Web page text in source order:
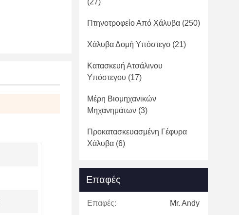
(27)
Πτηνοτροφείο Από Χάλυβα (250)
Χάλυβα Δομή Υπόστεγο (21)
Κατασκευή Ατσάλινου
Υπόστεγου (17)
Μέρη Βιομηχανικών
Μηχανημάτων (3)
Προκατασκευασμένη Γέφυρα
Χάλυβα (6)
Επαφές
Επαφές: Mr. Andy